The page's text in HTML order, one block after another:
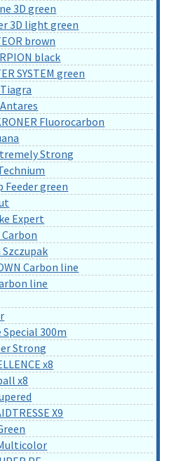
3D green
3D light green
brown
black
SYSTEM green
Fluorocarbon
Strong
Feeder green
Expert
Carbon line
line
300m
Strong
x8
x8
X9